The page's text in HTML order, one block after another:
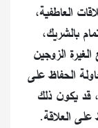
العاطفية،
بالشريك،
الزوجين
الحفاظ على
قد يكون ذلك
العلاقة.